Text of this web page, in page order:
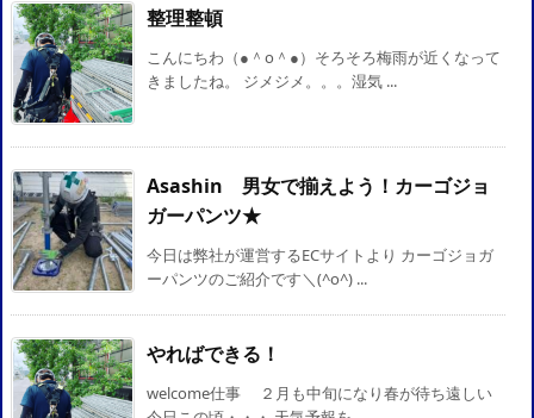
整理整頓
こんにちわ（●＾o＾●）そろそろ梅雨が近くなって
きましたね。 ジメジメ。。。湿気 ...
Asashin 男女で揃えよう！カーゴジョ
ガーパンツ★
今日は弊社が運営するECサイトより カーゴジョガ
ーパンツのご紹介です＼(^o^) ...
やればできる！
welcome仕事 ２月も中旬になり春が待ち遠しい